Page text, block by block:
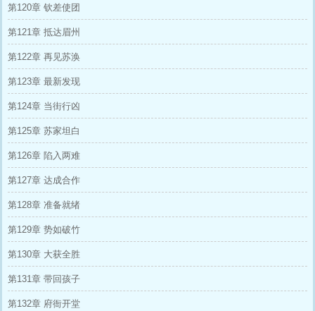
第120章 钦差使团
第121章 抵达眉州
第122章 再见苏涣
第123章 最新发现
第124章 当街行凶
第125章 苏家坦白
第126章 陷入两难
第127章 达成合作
第128章 准备就绪
第129章 势如破竹
第130章 大获全胜
第131章 带回孩子
第132章 府衙开堂